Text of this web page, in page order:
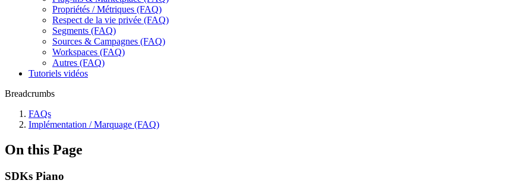
Propriétés / Métriques (FAQ)
Respect de la vie privée (FAQ)
Segments (FAQ)
Sources & Campagnes (FAQ)
Workspaces (FAQ)
Autres (FAQ)
Tutoriels vidéos
Breadcrumbs
FAQs
Implémentation / Marquage (FAQ)
On this Page
SDKs Piano